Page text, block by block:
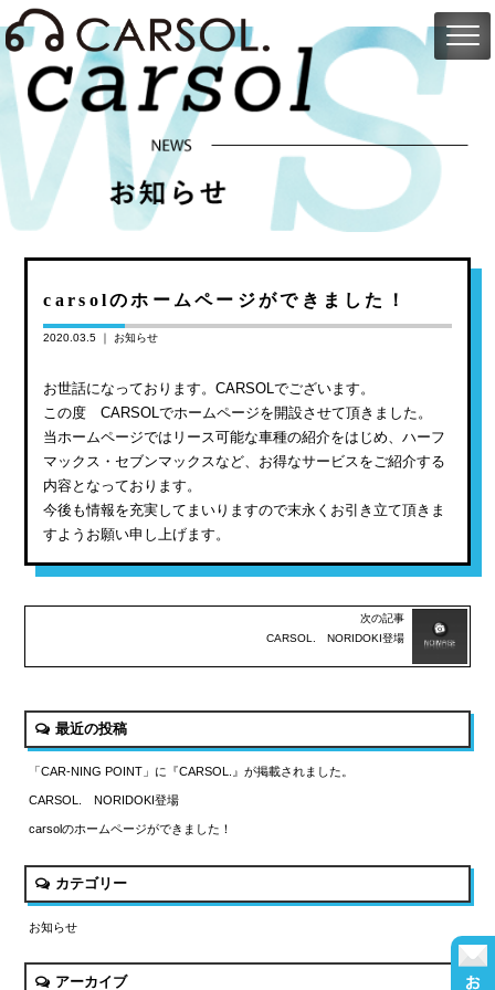
carsolのホームページができました！
2020.03.5 ｜お知らせ
お世話になっております。CARSOLでございます。
この度 CARSOLでホームページを開設させて頂きました。
当ホームページではリース可能な車種の紹介をはじめ、ハーフ
マックス・セブンマックスなど、お得なサービスをご紹介する
内容となっております。
今後も情報を充実してまいりますので末永くお引き立て頂きま
すようお願い申し上げます。
次の記事
CARSOL. NORIDOKI登場
最近の投稿
「CAR-NING POINT」に『CARSOL.』が掲載されました。
CARSOL. NORIDOKI登場
carsolのホームページができました！
カテゴリー
お知らせ
アーカイブ